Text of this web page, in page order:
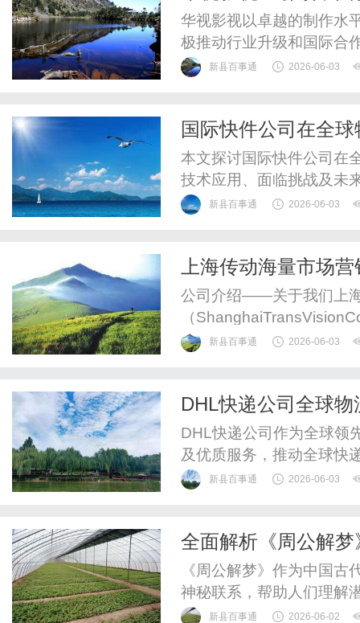
华视影视以卓越的制作水
极推动行业升级和国际合
新县百事通 2026-06-03
国际快件公司在全
析
本文探讨国际快件公司在
技术应用、面临挑战及未
用。新县百事通 2026-06-03
上海传动海量市场
公司介绍——关于我们上
（
TransVision）成立于
新县百事通 2026-06-03
DHL快递公司全球
DHL快递公司作为全球领
及优质服务，推动全球快
新县百事通 2026-06-03
全面解析《周公解
《周公解梦》作为中国
神秘联系，帮助人们理解
新县百事通 2026-06-02